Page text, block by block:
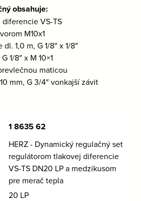
obsahuje:
VS-TS
M10x1
1,0 m, G 1/8″ x 1/8″
1/8″ x M 10×1
maticou
mm, G 3/4″ vonkajší závit
1 8635 62
HERZ - Dynamický regulačný set s
regulátorom tlakovej diferencie
VS-TS DN20 LP a medzikusom
pre merač tepla
20 LP